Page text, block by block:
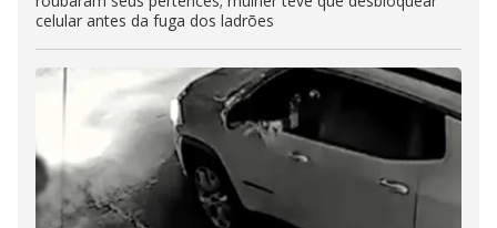
celular antes da fuga dos ladrões